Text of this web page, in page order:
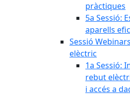
pràctiques
5a Sessió:
aparells
Sessió
elèctric
1a Sessió:
rebut
i accés a